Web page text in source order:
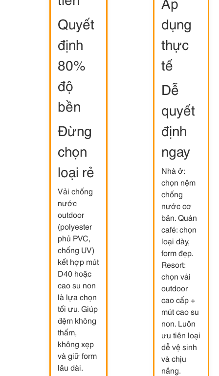
Quyết
định
80%
độ
bền
Đừng
chọn
loại rẻ
Vải chống
nước
outdoor
(polyester
phủ PVC,
chống UV)
kết hợp mút
D40 hoặc
cao su non
là lựa chọn
tối ưu. Giúp
đệm không
thấm,
không xẹp
và giữ form
lâu dài.
dụng
thực
tế
Dễ
quyết
định
ngay
Nhà ở:
chọn nệm
chống
nước cơ
bản. Quán
café: chọn
loại dày,
form đẹp.
Resort:
chọn vải
outdoor
cao cấp +
mút cao su
non. Luôn
ưu tiên loại
dễ vệ sinh
và chịu
nắng.